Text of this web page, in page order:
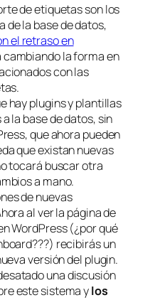
de etiquetas son los
de la base de datos,
el retraso en
cambiando la forma en
con las
hay plugins y plantillas
la base de datos, sin
que ahora pueden
que existan nuevas
tocará buscar otra
a mano.
de nuevas
al ver la página de
WordPress (¿por qué
recibirás un
versión del plugin.
una discusión
este sistema ylos